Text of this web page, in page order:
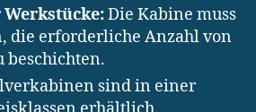
Die Kabine muss
die erforderliche Anzahl von
beschichten.
sind in einer